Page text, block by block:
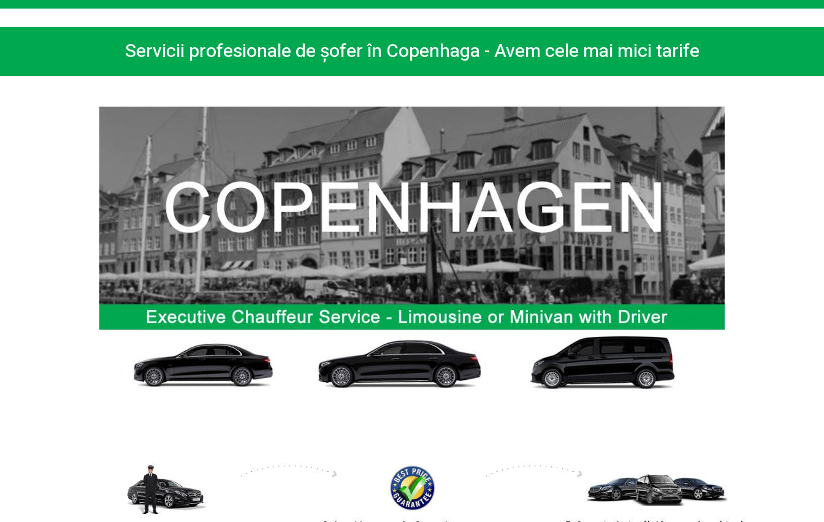
Servicii profesionale de șofer în Copenhaga - Avem cele mai mici tarife